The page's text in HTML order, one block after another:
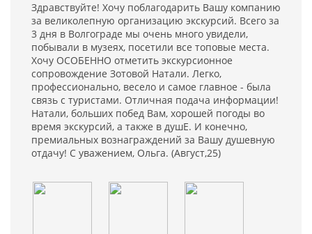
Здравствуйте! Хочу поблагодарить Вашу компанию
за великолепную организацию экскурсий. Всего за
3 дня в Волгограде мы очень много увидели,
побывали в музеях, посетили все топовые места.
Хочу ОСОБЕННО отметить экскурсионное
сопровождение Зотовой Натали. Легко,
профессионально, весело и самое главное - была
связь с туристами. Отличная подача информации!
Натали, больших побед Вам, хорошей погоды во
время экскурсий, а также в душЕ. И конечно,
премиальных вознаграждений за Вашу душевную
отдачу! С уважением, Ольга. (Август,25)